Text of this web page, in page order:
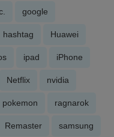
google
hashtag Huawei
ipad iPhone
Netflix nvidia
pokemon ragnarok
Remaster samsung